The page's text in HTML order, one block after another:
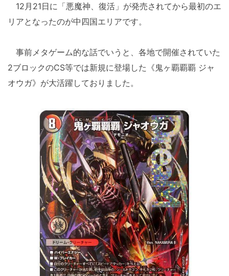
12月21日に「悪魔神、復活」が発売されてから最初のエ
リアとなったのが中四国エリアです。
事前メタゲーム的な話でいうと、各地で開催されていた
2ブロックのCS等では新規に登場した《鬼ヶ覇覇覇 ジャ
オウガ》が大活躍しておりました。